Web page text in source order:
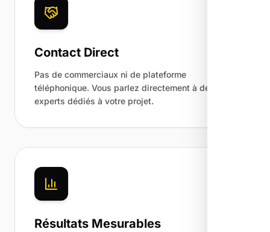
Contact Direct
Pas de commerciaux ni de plateforme
téléphonique. Vous parlez directement à des
experts dédiés à votre projet.
Résultats Mesurables